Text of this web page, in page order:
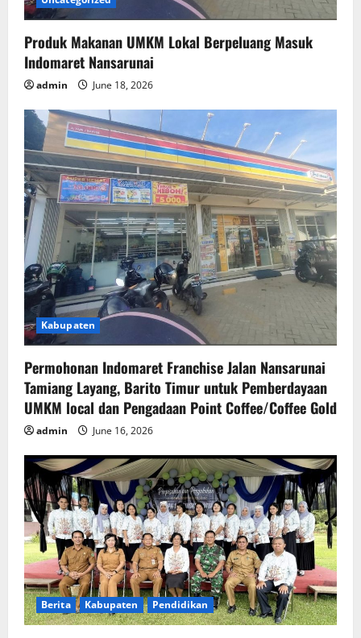
Produk Makanan UMKM Lokal Berpeluang Masuk
Indomaret Nansarunai
admin June 18, 2026
Kabupaten
Permohonan Indomaret Franchise Jalan Nansarunai
Tamiang Layang, Barito Timur untuk Pemberdayaan
UMKM local dan Pengadaan Point Coffee/Coffee Gold
admin June 16, 2026
Berita Kabupaten Pendidikan